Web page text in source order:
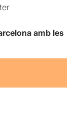
amb les